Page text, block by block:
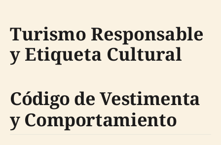
Turismo Responsable
y Etiqueta Cultural
Código de Vestimenta
y Comportamiento